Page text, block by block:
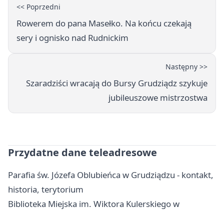
<< Poprzedni
Rowerem do pana Masełko. Na końcu czekają
sery i ognisko nad Rudnickim
Następny >>
Szaradziści wracają do Bursy Grudziądz szykuje
jubileuszowe mistrzostwa
Przydatne dane teleadresowe
Parafia św. Józefa Oblubieńca w Grudziądzu - kontakt,
historia, terytorium
Biblioteka Miejska im. Wiktora Kulerskiego w